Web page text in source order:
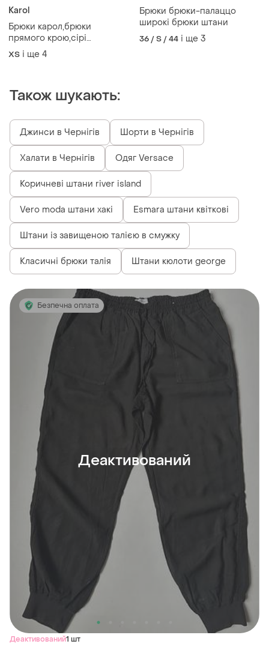
Karol
Брюки карол,брюки
прямого крою,сірі
брюки,шоколадні
брюки,чорні брюки
ХS і ще 4
Брюки брюки-палаццо
широкі брюки штани
36 / S / 44 і ще 3
Також шукають:
Джинси в Чернігів Шорти в Чернігів
Халати в Чернігів Одяг Versace
Коричневі штани river island
Vero moda штани хакі Esmara штани квіткові
Штани із завищеною талією в смужку
Класичні брюки талія Штани кюлоти george
Безпечна оплата
Деактивований
Деактивований1 шт